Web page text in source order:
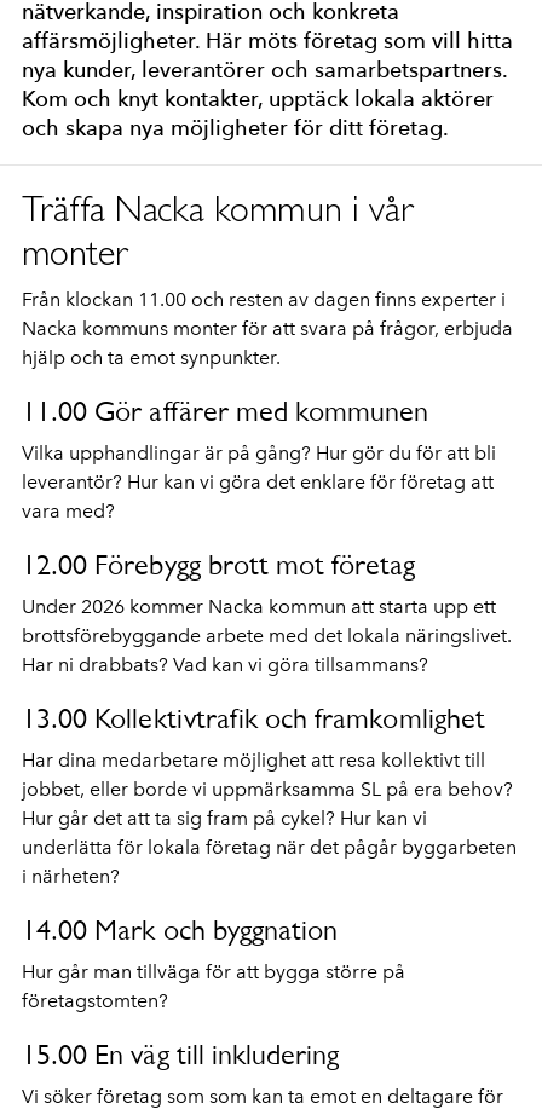
nätverkande, inspiration och konkreta
affärsmöjligheter. Här möts företag som vill hitta
nya kunder, leverantörer och samarbetspartners.
Kom och knyt kontakter, upptäck lokala aktörer
och skapa nya möjligheter för ditt företag.
Träffa Nacka kommun i vår
monter
Från klockan 11.00 och resten av dagen finns experter i
Nacka kommuns monter för att svara på frågor, erbjuda
hjälp och ta emot synpunkter.
11.00 Gör affärer med kommunen
Vilka upphandlingar är på gång? Hur gör du för att bli
leverantör? Hur kan vi göra det enklare för företag att
vara med?
12.00 Förebygg brott mot företag
Under 2026 kommer Nacka kommun att starta upp ett
brottsförebyggande arbete med det lokala näringslivet.
Har ni drabbats? Vad kan vi göra tillsammans?
13.00 Kollektivtrafik och framkomlighet
Har dina medarbetare möjlighet att resa kollektivt till
jobbet, eller borde vi uppmärksamma SL på era behov?
Hur går det att ta sig fram på cykel? Hur kan vi
underlätta för lokala företag när det pågår byggarbeten
i närheten?
14.00 Mark och byggnation
Hur går man tillväga för att bygga större på
företagstomten?
15.00 En väg till inkludering
Vi söker företag som som kan ta emot en deltagare för